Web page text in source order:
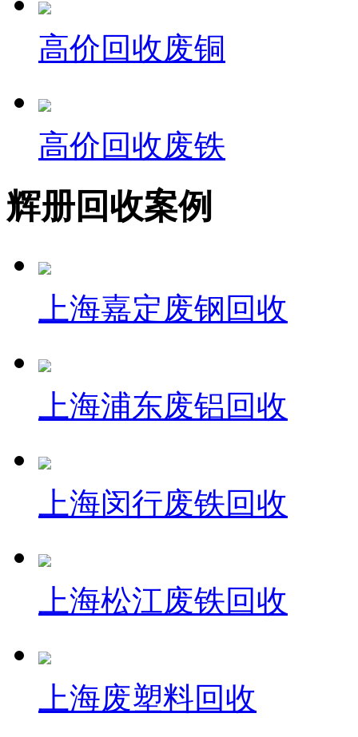
高价回收废铜
高价回收废铁
辉册回收案例
上海嘉定废钢回收
上海浦东废铝回收
上海闵行废铁回收
上海松江废铁回收
上海废塑料回收